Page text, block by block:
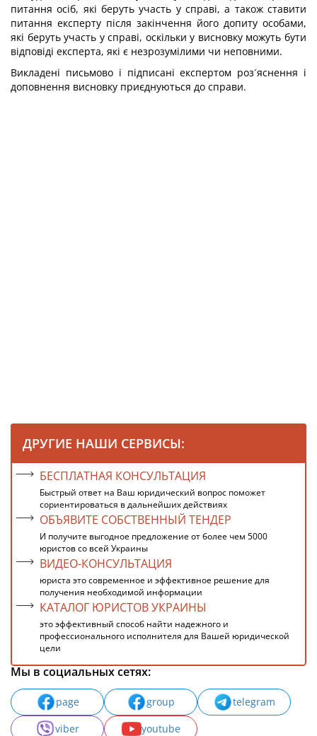
питання осіб, які беруть участь у справі, а також ставити
питання експерту після закінчення його допиту особами,
які беруть участь у справі, оскільки у висновку можуть бути
відповіді експерта, які є незрозумілими чи неповними.
Викладені письмово і підписані експертом роз´яснення і
доповнення висновку приєднуються до справи.
ДРУГИЕ НАШИ СЕРВИСЫ:
БЕСПЛАТНАЯ КОНСУЛЬТАЦИЯ
Быстрый ответ на Ваш юридический вопрос поможет
сориентироваться в дальнейших действиях
ОБЪЯВИТЕ СОБСТВЕННЫЙ ТЕНДЕР
И получите выгодное предложение от более чем 5000
юристов со всей Украины
ВИДЕО-КОНСУЛЬТАЦИЯ
юриста это современное и эффективное решение для
получения необходимой информации
КАТАЛОГ ЮРИСТОВ УКРАИНЫ
это эффективный способ найти надежного и
профессионального исполнителя для Вашей юридической
цели
Мы в социальных сетях:
page group
telegram
viber
youtube